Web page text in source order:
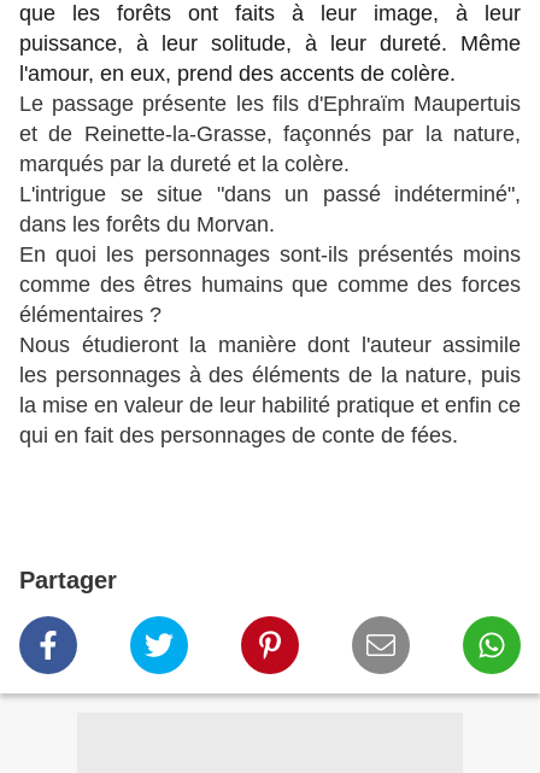
que les forêts ont faits à leur image, à leur
puissance, à leur solitude, à leur dureté. Même
l'amour, en eux, prend des accents de colère.
Le passage présente les fils d'Ephraïm Maupertuis
et de Reinette-la-Grasse, façonnés par la nature,
marqués par la dureté et la colère.
L'intrigue se situe "dans un passé indéterminé",
dans les forêts du Morvan.
En quoi les personnages sont-ils présentés moins
comme des êtres humains que comme des forces
élémentaires ?
Nous étudieront la manière dont l'auteur assimile
les personnages à des éléments de la nature, puis
la mise en valeur de leur habilité pratique et enfin ce
qui en fait des personnages de conte de fées.
Partager